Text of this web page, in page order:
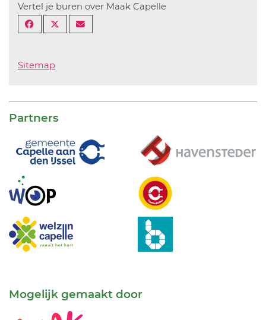
Vertel je buren over Maak Capelle
Sitemap
Partners
Mogelijk gemaakt door